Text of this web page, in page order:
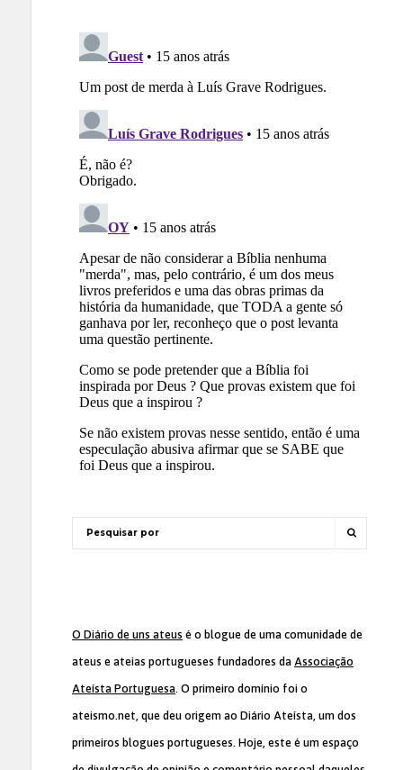
O Diário de uns ateus é o blogue de uma comunidade de
ateus e ateias portugueses fundadores da Associação
Ateísta Portuguesa. O primeiro domínio foi o
ateismo.net, que deu origem ao Diário Ateísta, um dos
primeiros blogues portugueses. Hoje, este é um espaço